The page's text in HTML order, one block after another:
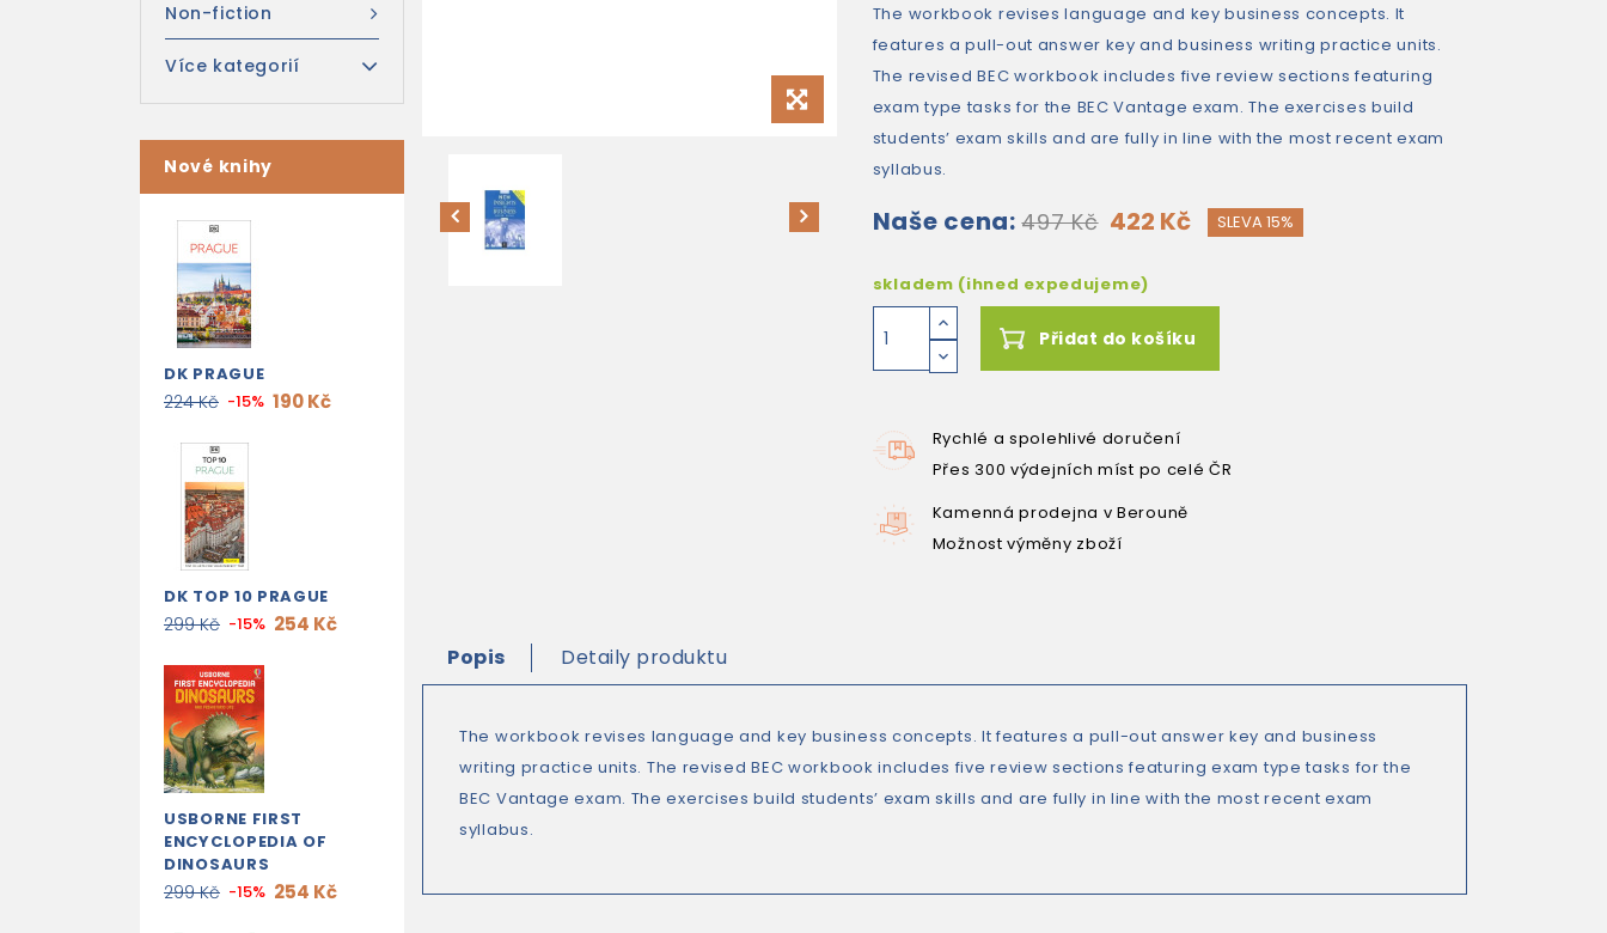
Non-fiction
Více kategorií
Nové knihy
DK PRAGUE
224 Kč -15% 190 Kč
DK TOP 10 PRAGUE
299 Kč -15% 254 Kč
USBORNE FIRST
ENCYCLOPEDIA OF
DINOSAURS
299 Kč -15% 254 Kč
The workbook revises language and key business concepts. It
features a pull-out answer key and business writing practice units.
The revised BEC workbook includes five review sections featuring
exam type tasks for the BEC Vantage exam. The exercises build
students’ exam skills and are fully in line with the most recent exam
syllabus.
Naše cena: 497 Kč 422 Kč SLEVA 15%
skladem (ihned expedujeme)
Přidat do košíku
Rychlé a spolehlivé doručení
Přes 300 výdejních míst po celé ČR
Kamenná prodejna v Berouně
Možnost výměny zboží
Popis Detaily produktu
The workbook revises language and key business concepts. It features a pull-out answer key and business
writing practice units. The revised BEC workbook includes five review sections featuring exam type tasks for the
BEC Vantage exam. The exercises build students’ exam skills and are fully in line with the most recent exam
syllabus.